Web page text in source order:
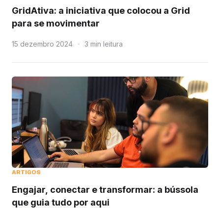
GridAtiva: a iniciativa que colocou a Grid
para se movimentar
15 dezembro 2024 leitura
ARTIGOS
Engajar, conectar e transformar: a bússola
que guia tudo por aqui